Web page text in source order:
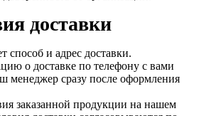
доставки
способ и адрес доставки.
о доставке по телефону с вами
менеджер сразу после оформления
заказанной продукции на нашем